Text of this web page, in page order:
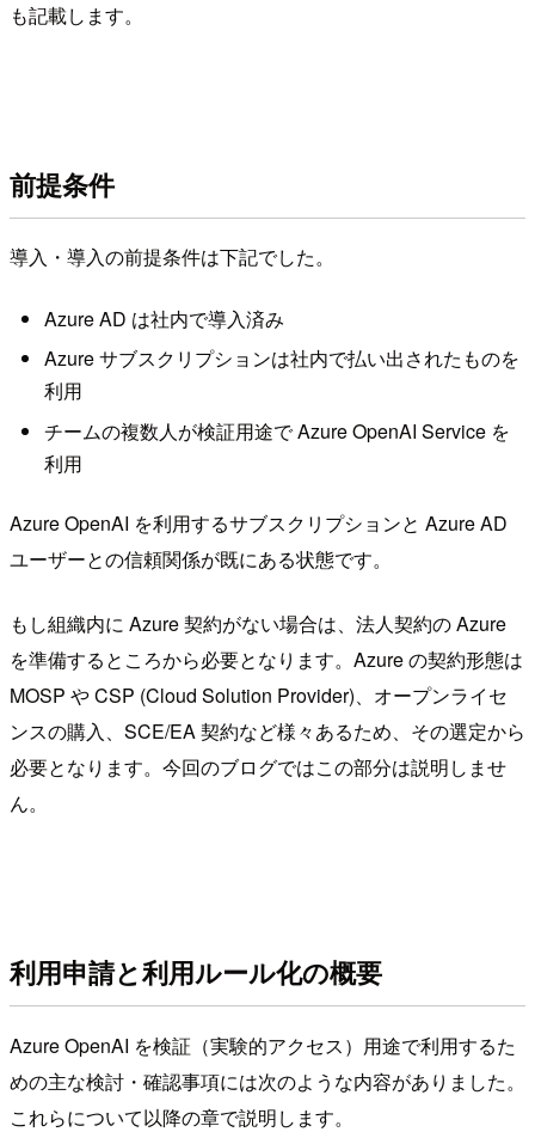
も記載します。
前提条件
導入・導入の前提条件は下記でした。
Azure AD は社内で導入済み
Azure サブスクリプションは社内で払い出されたものを
利用
チームの複数人が検証用途で Azure OpenAI Service を
利用
Azure OpenAI を利用するサブスクリプションと Azure AD
ユーザーとの信頼関係が既にある状態です。
もし組織内に Azure 契約がない場合は、法人契約の Azure
を準備するところから必要となります。Azure の契約形態は
MOSP や CSP (Cloud Solution Provider)、オープンライセ
ンスの購入、SCE/EA 契約など様々あるため、その選定から
必要となります。今回のブログではこの部分は説明しませ
ん。
利用申請と利用ルール化の概要
Azure OpenAI を検証（実験的アクセス）用途で利用するた
めの主な検討・確認事項には次のような内容がありました。
これらについて以降の章で説明します。